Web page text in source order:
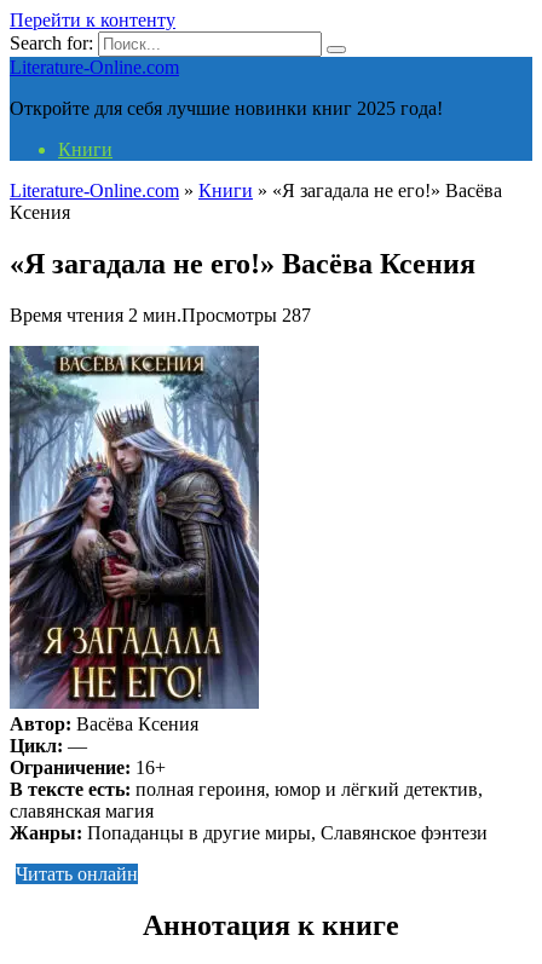
Перейти к контенту
Search for:
Literature-Online.com
Откройте для себя лучшие новинки книг 2025 года!
Книги
Literature-Online.com » Книги » «Я загадала не его!» Васёва
Ксения
«Я загадала не его!» Васёва Ксения
Время чтения 2 мин.Просмотры 287
Автор: Васёва Ксения
Цикл: —
Ограничение: 16+
В тексте есть: полная героиня, юмор и лёгкий детектив,
славянская магия
Жанры: Попаданцы в другие миры, Славянское фэнтези
Читать онлайн
Аннотация к книге